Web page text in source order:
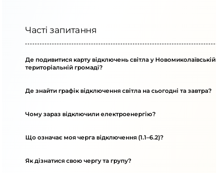
Часті запитання
Де подивитися карту відключень світла у Новомиколаївській
територіальній громаді?
Де знайти графік відключення світла на сьогодні та завтра?
Чому зараз відключили електроенергію?
Що означає моя черга відключення (1.1–6.2)?
Як дізнатися свою чергу та групу?